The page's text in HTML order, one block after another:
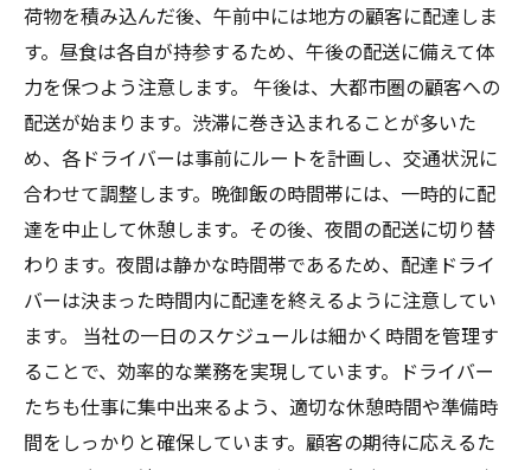
荷物を積み込んだ後、午前中には地方の顧客に配達しま
す。昼食は各自が持参するため、午後の配送に備えて体
力を保つよう注意します。 午後は、大都市圏の顧客への
配送が始まります。渋滞に巻き込まれることが多いた
め、各ドライバーは事前にルートを計画し、交通状況に
合わせて調整します。晩御飯の時間帯には、一時的に配
達を中止して休憩します。その後、夜間の配送に切り替
わります。夜間は静かな時間帯であるため、配達ドライ
バーは決まった時間内に配達を終えるように注意してい
ます。 当社の一日のスケジュールは細かく時間を管理す
ることで、効率的な業務を実現しています。ドライバー
たちも仕事に集中出来るよう、適切な休憩時間や準備時
間をしっかりと確保しています。顧客の期待に応えるた